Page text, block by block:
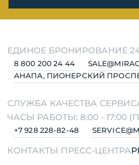
ЕДИНОЕ БРОНИРОВАНИЕ
8 800 200 24 44
АНАПА, ПИОНЕРСКИЙ
СЛУЖБА КАЧЕСТВА
ЧАСЫ РАБОТЫ: 8:00 - 17:00
+7 928 228-82-48
КОНТАКТЫ ПРЕСС-ЦЕНТРА